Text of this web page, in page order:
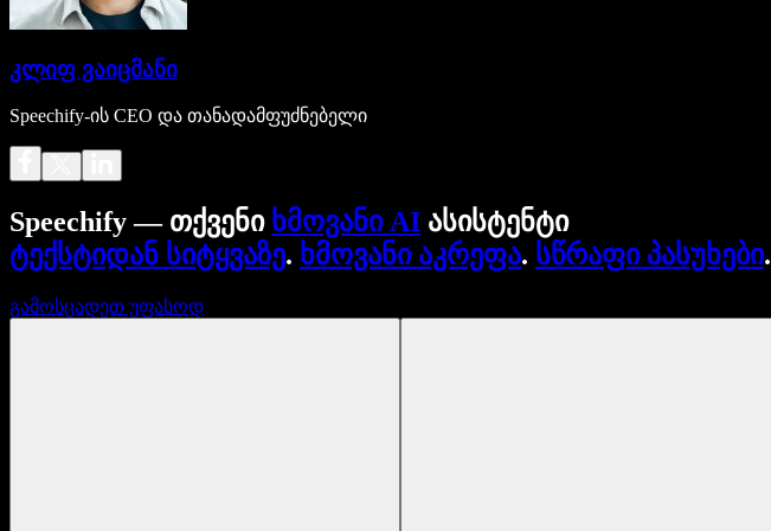
კლიფ ვაიცმანი
Speechify-ის CEO და თანადამფუძნებელი
Speechify — თქვენი ხმოვანი AI ასისტენტი
ტექსტიდან სიტყვაზე. ხმოვანი აკრეფა. სწრაფი პასუხები.
გამოსცადეთ უფასოდ